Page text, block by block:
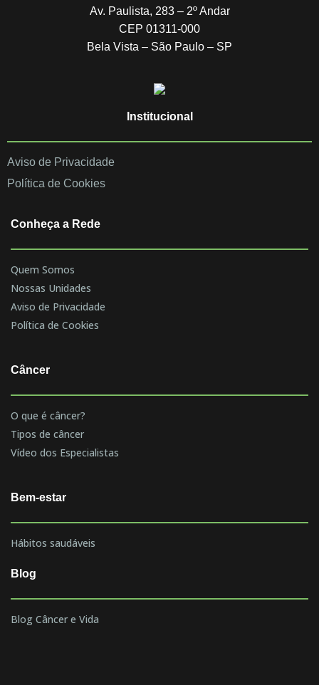
Av. Paulista, 283 – 2º Andar
CEP 01311-000
Bela Vista – São Paulo – SP
Institucional
Aviso de Privacidade
Política de Cookies
Conheça a Rede
Quem Somos
Nossas Unidades
Aviso de Privacidade
Política de Cookies
Câncer
O que é câncer?
Tipos de câncer
Vídeo dos Especialistas
Bem-estar
Hábitos saudáveis
Blog
Blog Câncer e Vida